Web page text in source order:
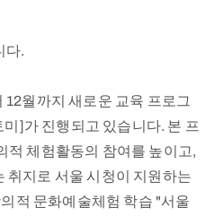
다.
월까지 새로운 교육 프로그
]가 진행되고 있습니다. 본 프
적 체험활동의 참여를 높이고,
취지로 서울 시청이 지원하는
적 문화예술체험 학습 "서울